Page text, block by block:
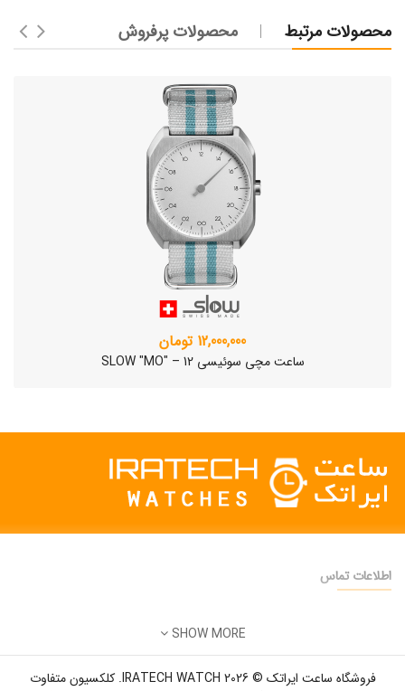
محصولات مرتبط محصولات پرفروش
12,000,000 تومان
ساعت مچی سوئیسی SLOW "MO" – 12
ساعت مچی سوئیسی SLOW "AM/PM" – 01..
12,500,000 تومان
اطلاعات تماس
ایمیل:
SHOW MORE
فروشگاه ساعت ایراتک © 2026 IRATECH WATCH. کلکسیون متفاوت